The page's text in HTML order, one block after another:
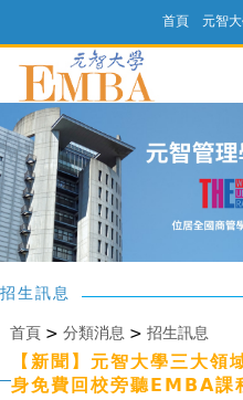
首頁 元智
招生訊息
首頁> 分類消息 > 招生訊息
【新聞】元智大學三大
身免費回校旁聽EMBA課